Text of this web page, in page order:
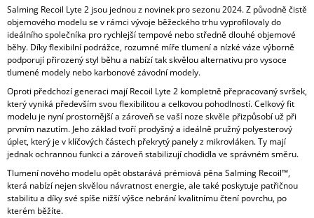
Salming Recoil Lyte 2 jsou jednou z novinek pro sezonu 2024. Z původně čistě
objemového modelu se v rámci vývoje běžeckého trhu vyprofilovaly do
ideálního společníka pro rychlejší tempové nebo středně dlouhé objemové
běhy. Díky flexibilní podrážce, rozumné míře tlumení a nízké váze výborně
podporují přirozený styl běhu a nabízí tak skvělou alternativu pro vysoce
tlumené modely nebo karbonové závodní modely.
Oproti předchozí generaci mají Recoil Lyte 2 kompletně přepracovaný svršek,
který vyniká především svou flexibilitou a celkovou pohodlností. Celkový fit
modelu je nyní prostornější a zároveň se vaší noze skvěle přizpůsobí už při
prvním nazutím. Jeho základ tvoří prodyšný a ideálně pružný polyesterový
úplet, který je v klíčových částech překrytý panely z mikrovláken. Ty mají
jednak ochrannou funkci a zároveň stabilizují chodidla ve správném směru.
Tlumení nového modelu opět obstarává prémiová pěna Salming Recoil™,
která nabízí nejen skvělou návratnost energie, ale také poskytuje patřičnou
stabilitu a díky své spíše nižší výšce nebrání kvalitnímu čtení povrchu, po
kterém běžíte.